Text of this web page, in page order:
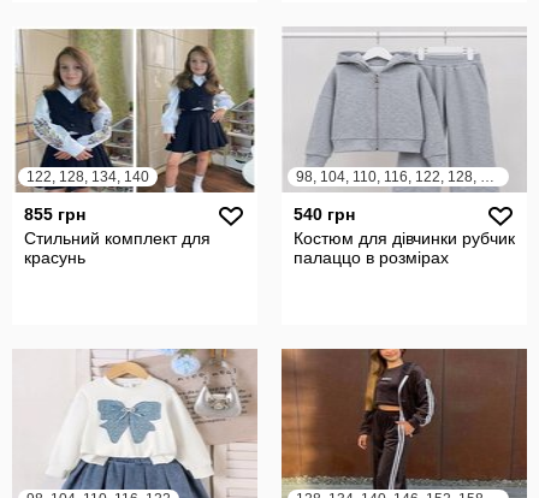
122, 128, 134, 140
855 грн
Стильний комплект для
красунь
98, 104, 110, 116, 122, 128, 134, 140, 146, 152, 158, 164
540 грн
Костюм для дівчинки рубчик
палаццо в розмірах